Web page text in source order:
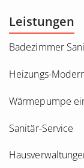
Leistungen
Badezimmer
Heizungs-
Wärmepumpe
Sanitär-Service